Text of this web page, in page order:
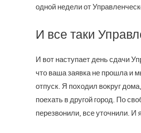
одной недели от
И все таки
И вот наступает день сдачи
что ваша заявка не прошла и
отпуск. Я походил вокруг
поехать в другой город. По
перезвонили, все уточнили. И